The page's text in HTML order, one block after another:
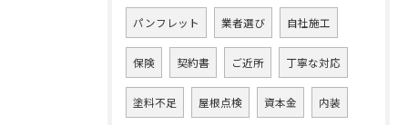
パンフレット 業者選び 自社施工
保険 契約書 ご近所 丁寧な対応
塗料不足 屋根点検 資本金 内装